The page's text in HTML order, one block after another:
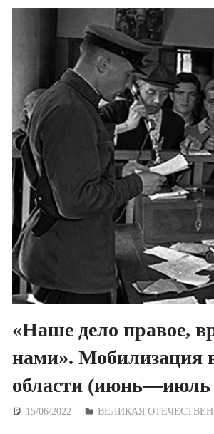
«Наше дело правое,
нами». Мобилизация
области (июнь—июль
15/06/2022 Дежурный по Редакции
ВЕЛИКАЯ